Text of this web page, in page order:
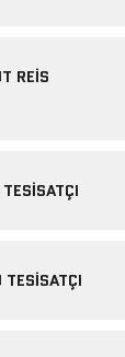
REIS
TESISATÇI